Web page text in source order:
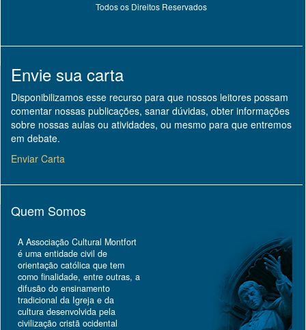
Todos os Direitos Reservados
Envie sua carta
Disponibilizamos esse recurso para que nossos leitores possam
comentar nossas publicações, sanar dúvidas, obter informações
sobre nossas aulas ou atividades, ou mesmo para que entremos
em debate.
Enviar Carta
Quem Somos
A Associação Cultural Montfort
é uma entidade civil de
orientação católica que tem
como finalidade, entre outras, a
difusão do ensinamento
tradicional da Igreja e da
cultura desenvolvida pela
civilização cristã ocidental